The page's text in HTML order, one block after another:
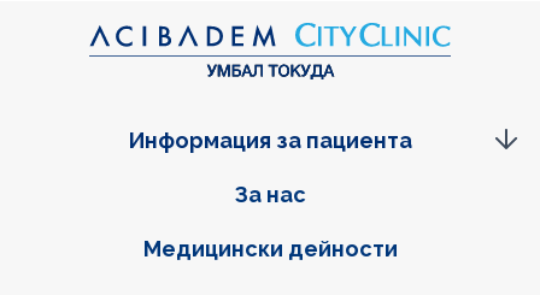
Фуутер навигация
За нас
Медицински дейности
Информация за пациента